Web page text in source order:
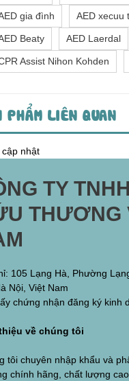
gia đình AED xecuu
Beaty AED Laerdal
Assist Nihon Kohden
PHẨM LIÊN QUAN
nhật
TY
THƯƠNG
105 Lạng Hà, Phường
Nội, Việt Nam
chứng nhận đăng ký kinh
về chúng tôi
tôi chuyên nhập khẩu và
chính hãng, chất lượng